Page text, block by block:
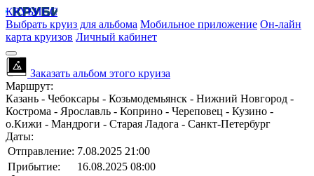
КРУБИСС
Выбрать круиз для альбома Мобильное приложение Он-лайн
карта круизов Личный кабинет
Заказать альбом этого круиза
Маршрут:
Казань - Чебоксары - Козьмодемьянск - Нижний Новгород -
Кострома - Ярославль - Коприно - Череповец - Кузино -
о.Кижи - Мандроги - Старая Ладога - Санкт-Петербург
Даты:
Отправление: 7.08.2025 21:00
Прибытие:
16.08.2025 08:00